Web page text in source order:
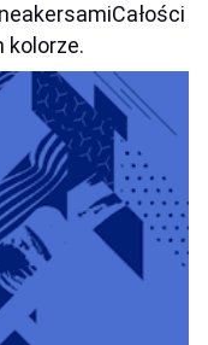
kolorze.